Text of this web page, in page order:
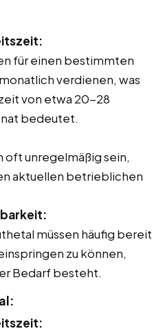
für einen bestimmten
verdienen, was
von etwa 20-28
bedeutet.
oft unregelmäßig sein,
aktuellen betrieblichen
müssen häufig bereit
zu können,
Bedarf besteht.